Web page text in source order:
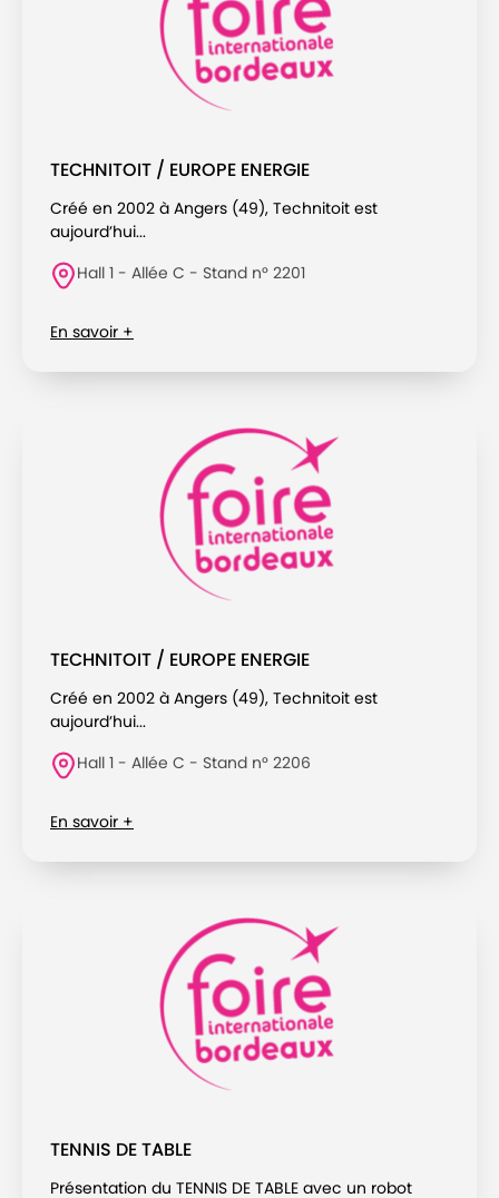
TECHNITOIT / EUROPE ENERGIE
Créé en 2002 à Angers (49), Technitoit est
aujourd’hui...
Hall 1 - Allée C - Stand n° 2201
En savoir +
TECHNITOIT / EUROPE ENERGIE
Créé en 2002 à Angers (49), Technitoit est
aujourd’hui...
Hall 1 - Allée C - Stand n° 2206
En savoir +
TENNIS DE TABLE
Présentation du TENNIS DE TABLE avec un robot